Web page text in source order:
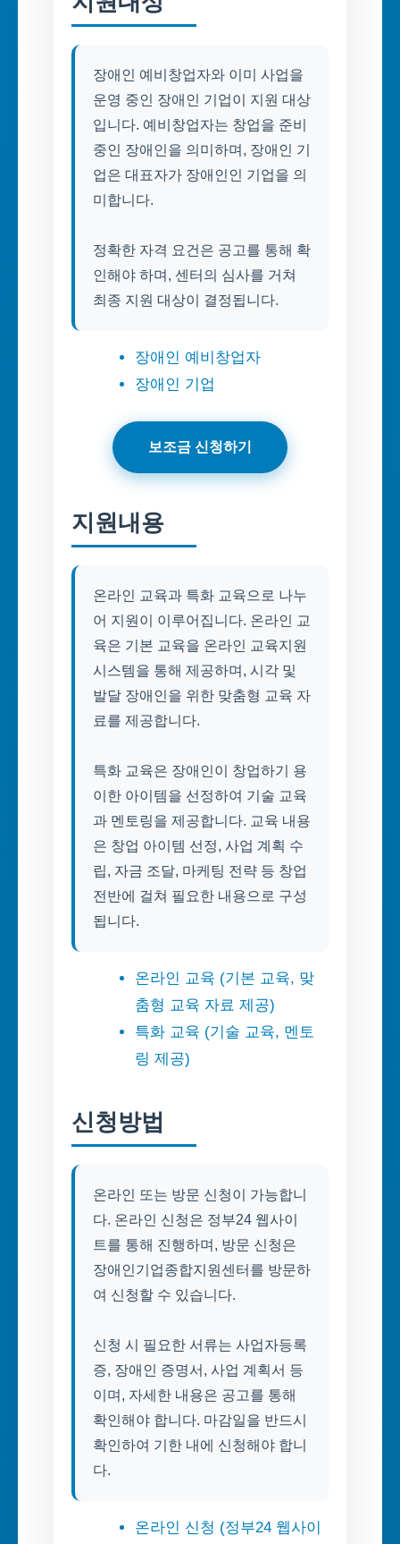
장애인 예비창업자와 이미 사업을
운영 중인 장애인 기업이 지원 대상
입니다. 예비창업자는 창업을 준비
중인 장애인을 의미하며, 장애인 기
업은 대표자가 장애인인 기업을 의
미합니다.
정확한 자격 요건은 공고를 통해 확
인해야 하며, 센터의 심사를 거쳐
최종 지원 대상이 결정됩니다.
장애인 예비창업자
장애인 기업
보조금 신청하기
지원내용
온라인 교육과 특화 교육으로 나누
어 지원이 이루어집니다. 온라인 교
육은 기본 교육을 온라인 교육지원
시스템을 통해 제공하며, 시각 및
발달 장애인을 위한 맞춤형 교육 자
료를 제공합니다.
특화 교육은 장애인이 창업하기 용
이한 아이템을 선정하여 기술 교육
과 멘토링을 제공합니다. 교육 내용
은 창업 아이템 선정, 사업 계획 수
립, 자금 조달, 마케팅 전략 등 창업
전반에 걸쳐 필요한 내용으로 구성
됩니다.
온라인 교육 (기본 교육, 맞
춤형 교육 자료 제공)
특화 교육 (기술 교육, 멘토
링 제공)
신청방법
온라인 또는 방문 신청이 가능합니
다. 온라인 신청은 정부24 웹사이
트를 통해 진행하며, 방문 신청은
장애인기업종합지원센터를 방문하
여 신청할 수 있습니다.
신청 시 필요한 서류는 사업자등록
증, 장애인 증명서, 사업 계획서 등
이며, 자세한 내용은 공고를 통해
확인해야 합니다. 마감일을 반드시
확인하여 기한 내에 신청해야 합니
다.
온라인 신청 (정부24 웹사이